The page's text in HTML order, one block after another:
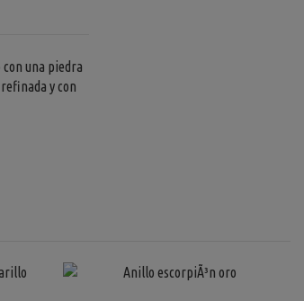
una piedra
y con